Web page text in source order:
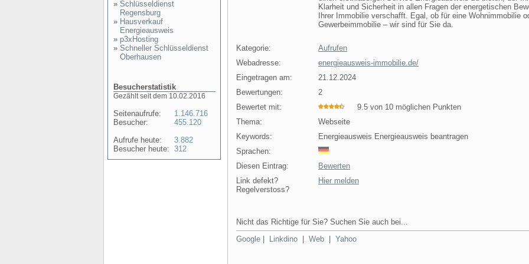
» Schlüsseldienst
Regensburg
» Hausverkauf
Energieausweis
» p3xHosting
» Schneller Schlüsseldienst
Oberhausen
Besucherstatistik
Gezählt seit dem 10.02.2016
Seitenaufrufe:
Besucher:
Aufrufe heute:
Besucher heute:
1.146.716
455.120
3.882
312
Klarheit und Sicherheit in allen Fragen der energetischen
Ihrer Immobilie verschafft. Egal, ob für eine Wohnimmobilie
Gewerbeimmobilie – wir sind für Sie da.
Kategorie:
Aufrufen
Webadresse:
energieausweis-immobilie.de/
Eingetragen am:
21.12.2024
Bewertungen:
2
Bewertet mit:
9.5 von 10 möglichen Punkten
Thema:
Webseite
Keywords:
Energieausweis Energieausweis beantragen
Sprachen:
Diesen Eintrag:
Bewerten
Link defekt?
Regelverstoss?
Hier melden
Nicht das Richtige für Sie? Suchen Sie auch bei...
Google
Linkdino Web Yahoo